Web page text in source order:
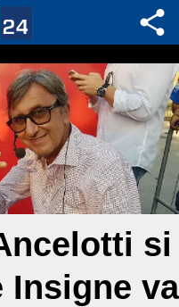
si
Insigne va